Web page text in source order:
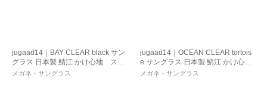
jugaad14｜BAY CLEAR black サン
グラス 日本製 鯖江 かけ心地 スト
レスフリー 機能性レンズ 紫外線カ
メガネ・サングラス
jugaad14｜OCEAN CLEAR tortois
e サングラス 日本製 鯖江 かけ心
地 ストレスフリー 機能性レンズ
メガネ・サングラス